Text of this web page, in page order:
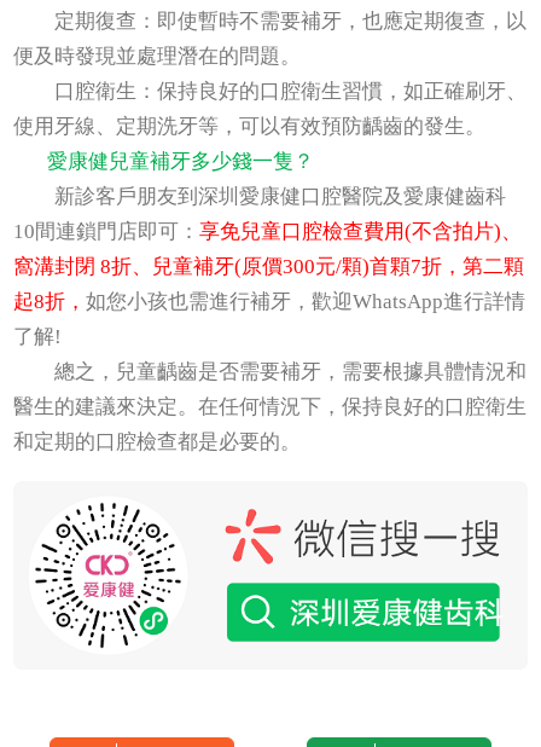
定期復查：即使暫時不需要補牙，也應定期復查，以
便及時發現並處理潛在的問題。
口腔衛生：保持良好的口腔衛生習慣，如正確刷牙、
使用牙線、定期洗牙等，可以有效預防齲齒的發生。
愛康健兒童補牙多少錢一隻？
新診客戶朋友到深圳愛康健口腔醫院及愛康健齒科
10間連鎖門店即可：享免兒童口腔檢查費用(不含拍片)、
窩溝封閉 8折、兒童補牙(原價300元/顆)首顆7折，第二顆
起8折，如您小孩也需進行補牙，歡迎WhatsApp進行詳情
了解!
總之，兒童齲齒是否需要補牙，需要根據具體情況和
醫生的建議來決定。在任何情況下，保持良好的口腔衛生
和定期的口腔檢查都是必要的。